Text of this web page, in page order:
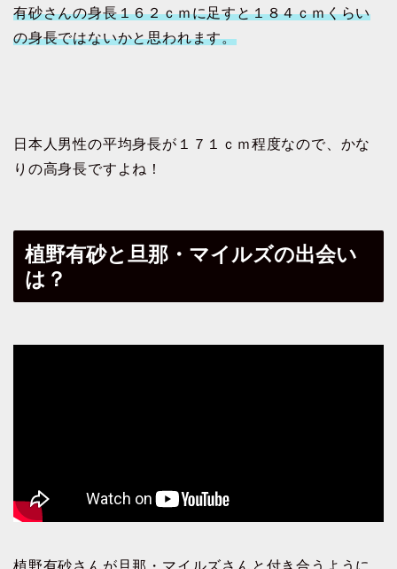
有砂さんの身長１６２ｃｍに足すと１８４ｃｍくらい
の身長ではないかと思われます。
日本人男性の平均身長が１７１ｃｍ程度なので、かな
りの高身長ですよね！
植野有砂と旦那・マイルズの出会い
は？
植野有砂さんが旦那・マイルズさんと付き合うように